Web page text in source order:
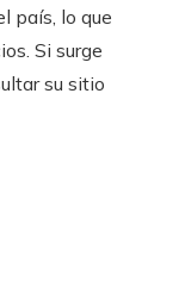
país, lo que
Si surge
su sitio